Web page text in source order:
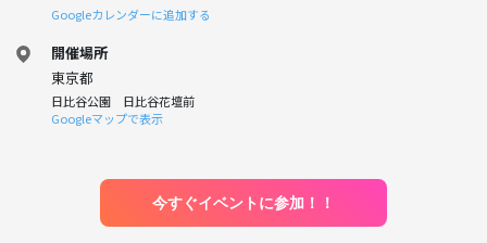
Googleカレンダーに追加する
開催場所
東京都
日比谷公園 日比谷花壇前
Googleマップで表示
今すぐイベントに参加！！